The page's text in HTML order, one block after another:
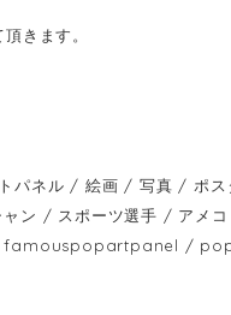
きます。
トパネル / 絵画 / 写真 / ポ
ン / スポーツ選手 / アメ
/ famouspopartpanel /